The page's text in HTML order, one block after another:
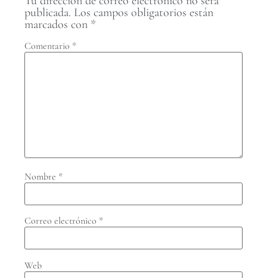
publicada. Los campos obligatorios están
marcados con *
Comentario *
Nombre *
Correo electrónico *
Web